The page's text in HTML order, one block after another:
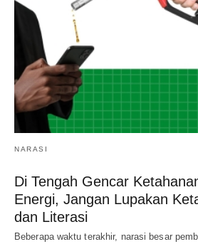
NARASI
Di Tengah Gencar
Energi, Jangan Lupakan
dan Literasi
Beberapa waktu terakhir, narasi besar